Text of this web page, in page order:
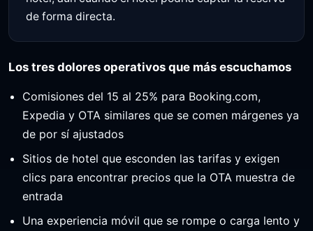
de forma directa.
Los tres dolores operativos que más escuchamos
Comisiones del 15 al 25% para Booking.com,
Expedia y OTA similares que se comen márgenes ya
de por sí ajustados
Sitios de hotel que esconden las tarifas y exigen
clics para encontrar precios que la OTA muestra de
entrada
Una experiencia móvil que se rompe o carga lento y